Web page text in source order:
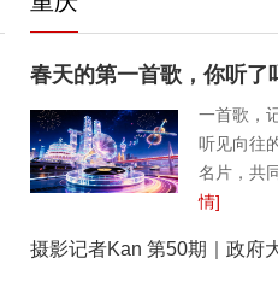
春天的第一首歌，你听了
一首歌，
听见向往
名片，共
情]
摄影记者Kan 第50期｜政府